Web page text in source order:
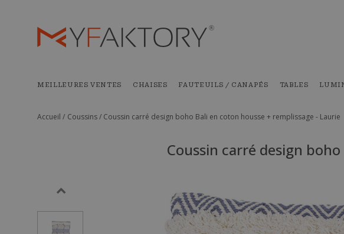
MEILLEURES VENTES CHAISES FAUTEUILS / CANAPÉS TABLES
Accueil / Coussins / Coussin carré design boho Bali en coton housse + remplissage - Laurie
Coussin carré design